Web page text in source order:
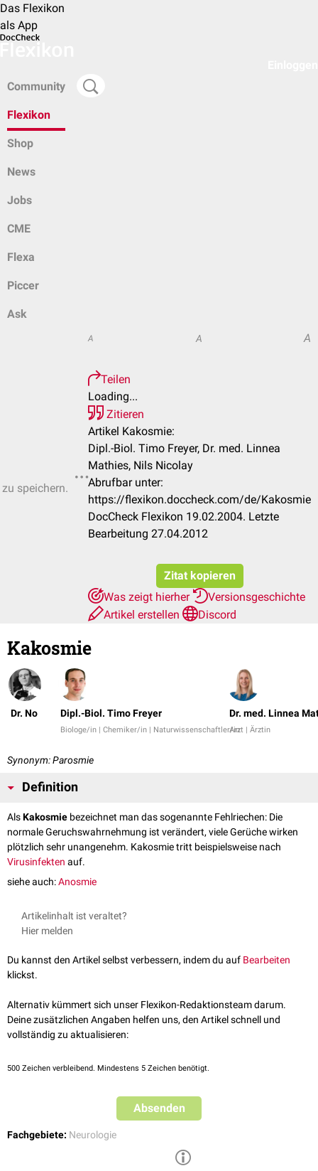
Das Flexikon
als App
Community
Flexikon
Shop
News
Jobs
CME
Flexa
Piccer
Ask
speichern.
A A A
Teilen
Loading...
Zitieren
Artikel Kakosmie:
Dipl.-Biol. Timo Freyer, Dr. med. Linnea
Mathies, Nils Nicolay
Abrufbar unter:
https://flexikon.doccheck.com/de/Kakosmie
DocCheck Flexikon 19.02.2004. Letzte
Bearbeitung 27.04.2012
Zitat kopieren
Was zeigt hierher
Versionsgeschichte
Artikel erstellen
Discord
Kakosmie
Dr. No Dipl.-Biol. Timo Freyer
Biologe/in | Chemiker/in | Naturwissenschaftler/in
Dr. med. Linnea
Arzt | Ärztin
Synonym: Parosmie
Definition
AlsKakosmie bezeichnet man das sogenannte Fehlriechen: Die
normale Geruchswahrnehmung ist verändert, viele Gerüche wirken
plötzlich sehr unangenehm. Kakosmie tritt beispielsweise nach
Virusinfekten auf.
siehe auch:Anosmie
Artikelinhalt ist veraltet?
Hier melden
Du kannst den Artikel selbst verbessern, indem du auf Bearbeiten
klickst.
Alternativ kümmert sich unser Flexikon-Redaktionsteam darum.
Deine zusätzlichen Angaben helfen uns, den Artikel schnell und
vollständig zu aktualisieren:
500 Zeichen verbleibend. Mindestens 5 Zeichen benötigt.
Absenden
Fachgebiete: Neurologie